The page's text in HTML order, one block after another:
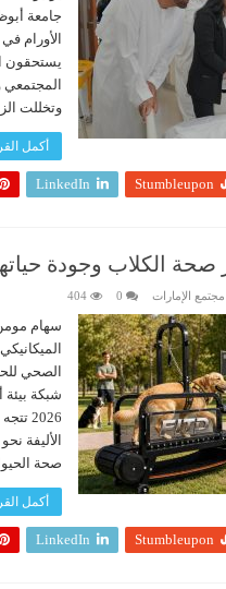
جامعة
الأورام
يستحقون
وتخللت
أكمل
Stumbleupon
LinkedIn
الكلاب وجودة
مجتمع الإمارات 0
404
سهام
الصحي
2026
الأليفة
صحة
أكمل
Stumbleupon
LinkedIn